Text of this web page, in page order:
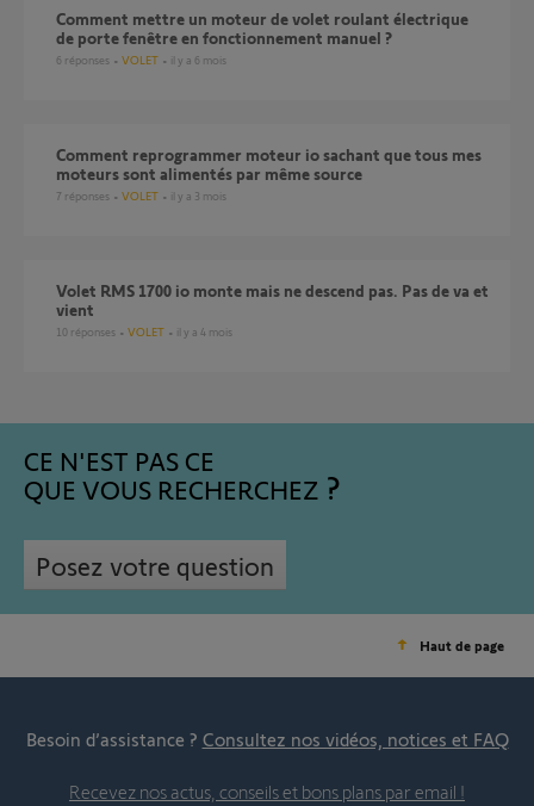
Comment mettre un moteur de volet roulant électrique
de porte fenêtre en fonctionnement manuel ?
6 réponses VOLET il y a 6 mois
comment reprogrammer moteur io sachant que tous mes
moteurs sont alimentés par même source
7 réponses VOLET il y a 3 mois
Volet RMS 1700 io monte mais ne descend pas. Pas de va et
vient
10 réponses VOLET il y a 4 mois
CE N'EST PAS CE
QUE VOUS RECHERCHEZ
Posez votre question
Haut de page
Besoin d’assistance ? Consultez nos vidéos, notices et FAQ
Recevez nos actus, conseils et bons plans par email !